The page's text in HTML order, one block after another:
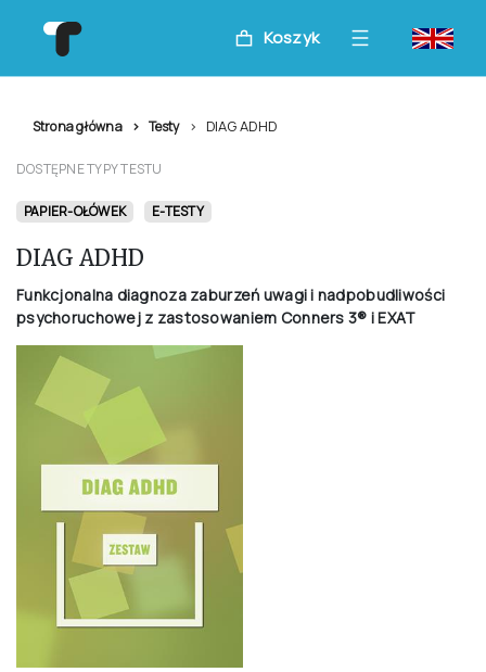
Koszyk
Strona główna Testy DIAG ADHD
DOSTĘPNE TYPY TESTU
PAPIER-OŁÓWEK E-TESTY
DIAG ADHD
Funkcjonalna diagnoza zaburzeń uwagi i nadpobudliwości
psychoruchowej z zastosowaniem Conners 3® i EXAT